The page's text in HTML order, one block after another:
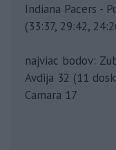
Indiana Pacers -
(33:37, 29:42,
najviac bodov:
Avdija 32 (11
Camara 17